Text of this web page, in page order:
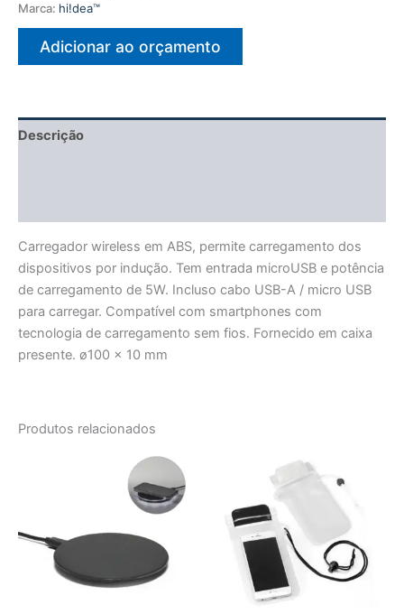
Marca: hi!dea™
Adicionar ao orçamento
Descrição
Carregador wireless em ABS, permite carregamento dos
dispositivos por indução. Tem entrada microUSB e potência
de carregamento de 5W. Incluso cabo USB-A / micro USB
para carregar. Compatível com smartphones com
tecnologia de carregamento sem fios. Fornecido em caixa
presente. ø100 x 10 mm
Produtos relacionados